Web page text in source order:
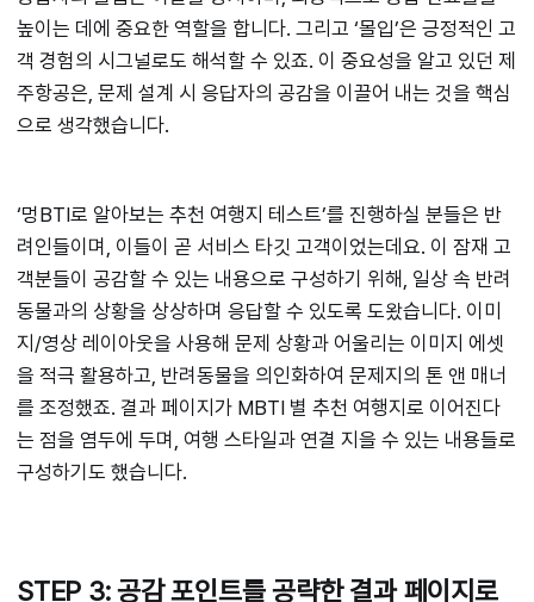
높이는 데에 중요한 역할을 합니다. 그리고 ‘몰입’은 긍정적인 고
객 경험의 시그널로도 해석할 수 있죠. 이 중요성을 알고 있던 제
주항공은, 문제 설계 시 응답자의 공감을 이끌어 내는 것을 핵심
으로 생각했습니다.
‘멍BTI로 알아보는 추천 여행지 테스트’를 진행하실 분들은 반
려인들이며, 이들이 곧 서비스 타깃 고객이었는데요. 이 잠재 고
객분들이 공감할 수 있는 내용으로 구성하기 위해, 일상 속 반려
동물과의 상황을 상상하며 응답할 수 있도록 도왔습니다. 이미
지/영상 레이아웃을 사용해 문제 상황과 어울리는 이미지 에셋
을 적극 활용하고, 반려동물을 의인화하여 문제지의 톤 앤 매너
를 조정했죠. 결과 페이지가 MBTI 별 추천 여행지로 이어진다
는 점을 염두에 두며, 여행 스타일과 연결 지을 수 있는 내용들로
구성하기도 했습니다.
STEP 3: 공감 포인트를 공략한 결과 페이지로